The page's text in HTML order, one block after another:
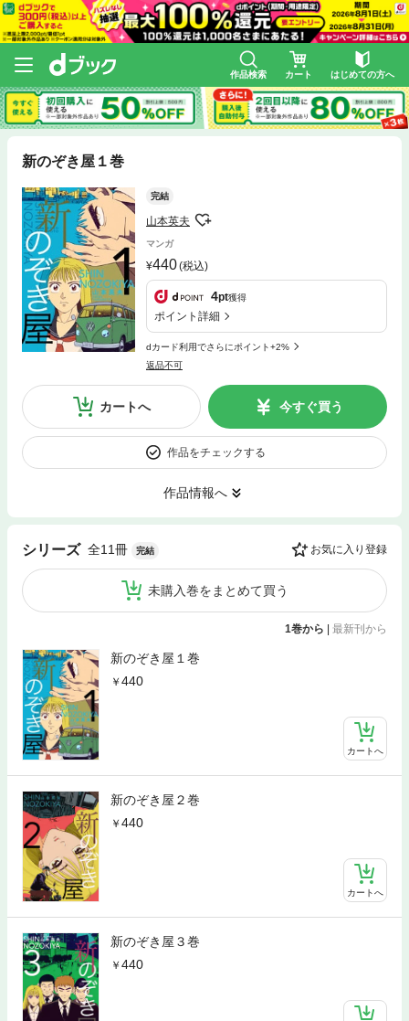
作品検索 カート はじめての方へ
新のぞき屋１巻
完結
山本英夫
マンガ
440(税込)
4pt獲得
ポイント詳細
dカード利用でさらにポイント+2%
返品不可
カートへ 今すぐ買う
作品をチェックする
作品情報へ
シリーズ 全11冊 完結 お気に入り登録
未購入巻をまとめて買う
1巻から 最新刊から
新のぞき屋１巻
440
カートへ
新のぞき屋２巻
440
カートへ
新のぞき屋３巻
440